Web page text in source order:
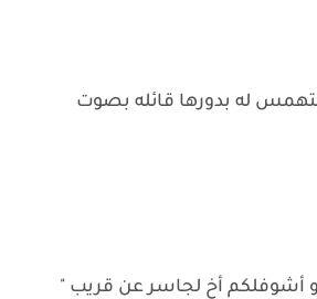
له بدورها قائله بصوت
أشوفلكم أخ لجاسر عن قريب "